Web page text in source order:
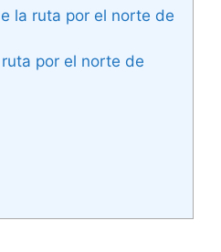
la ruta por el norte de
por el norte de